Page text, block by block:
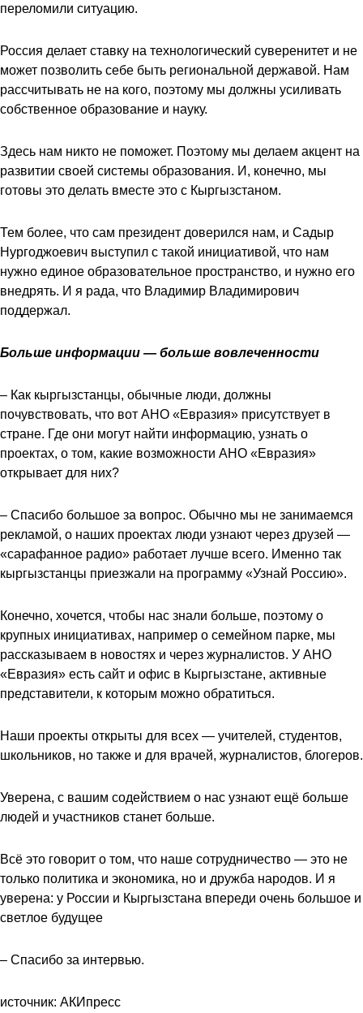
переломили ситуацию.
Россия делает ставку на технологический суверенитет и не
может позволить себе быть региональной державой. Нам
рассчитывать не на кого, поэтому мы должны усиливать
собственное образование и науку.
Здесь нам никто не поможет. Поэтому мы делаем акцент на
развитии своей системы образования. И, конечно, мы
готовы это делать вместе это с Кыргызстаном.
Тем более, что сам президент доверился нам, и Садыр
Нургоджоевич выступил с такой инициативой, что нам
нужно единое образовательное пространство, и нужно его
внедрять. И я рада, что Владимир Владимирович
поддержал.
Больше информации — больше вовлеченности
– Как кыргызстанцы, обычные люди, должны
почувствовать, что вот АНО «Евразия» присутствует в
стране. Где они могут найти информацию, узнать о
проектах, о том, какие возможности АНО «Евразия»
открывает для них?
– Спасибо большое за вопрос. Обычно мы не занимаемся
рекламой, о наших проектах люди узнают через друзей —
«сарафанное радио» работает лучше всего. Именно так
кыргызстанцы приезжали на программу «Узнай Россию».
Конечно, хочется, чтобы нас знали больше, поэтому о
крупных инициативах, например о семейном парке, мы
рассказываем в новостях и через журналистов. У АНО
«Евразия» есть сайт и офис в Кыргызстане, активные
представители, к которым можно обратиться.
Наши проекты открыты для всех — учителей, студентов,
школьников, но также и для врачей, журналистов, блогеров.
Уверена, с вашим содействием о нас узнают ещё больше
людей и участников станет больше.
Всё это говорит о том, что наше сотрудничество — это не
только политика и экономика, но и дружба народов. И я
уверена: у России и Кыргызстана впереди очень большое и
светлое будущее
– Спасибо за интервью.
источник: АКИпресс